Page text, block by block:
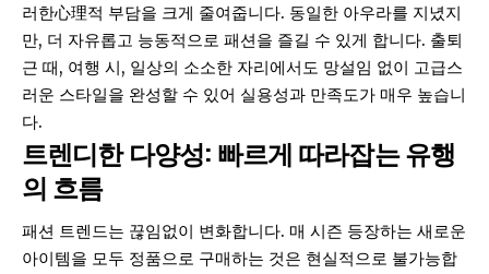
러한心理적 부담을 크게 줄여줍니다. 동일한 아우라를 지녔지
만, 더 자유롭고 능동적으로 패션을 즐길 수 있게 합니다. 출퇴
근 때, 여행 시, 일상의 소소한 자리에서도 망설임 없이 고급스
러운 스타일을 완성할 수 있어 실용성과 만족도가 매우 높습니
다.
트렌디한 다양성: 빠르게 따라잡는 유행
의 흐름
패션 트렌드는 끊임없이 변화합니다. 매 시즌 등장하는 새로운
아이템을 모두 정품으로 구매하는 것은 현실적으로 불가능합